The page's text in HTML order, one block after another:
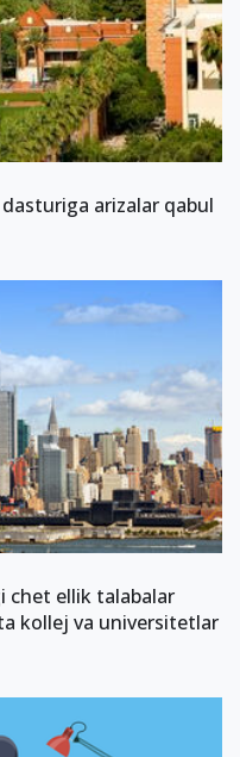
arizalar qabul
chet ellik talabalar
kollej va universitetlar